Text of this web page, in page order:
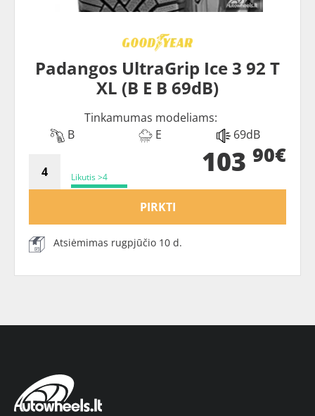
Padangos UltraGrip Ice 3 92 T
XL (B E B 69dB)
Tinkamumas modeliams:
B
E 69dB
Likutis >4 103 90€
PIRKTI
Atsiėmimas rugpjūčio 10 d.